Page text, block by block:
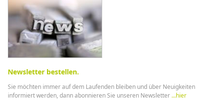
Newsletter bestellen.
Sie möchten immer auf dem Laufenden bleiben und über Neuigkeiten
informiert werden, dann abonnieren Sie unseren Newsletter ...hier